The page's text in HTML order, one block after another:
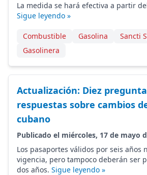
La medida se hará efectiva a partir
Sigue leyendo »
Combustible Gasolina
Sancti
Gasolinera
Actualización: Diez
respuestas sobre cambios
cubano
Publicado el miércoles, 17 de mayo
Los pasaportes válidos por seis años
vigencia, pero tampoco deberán ser
dos años. Sigue leyendo »